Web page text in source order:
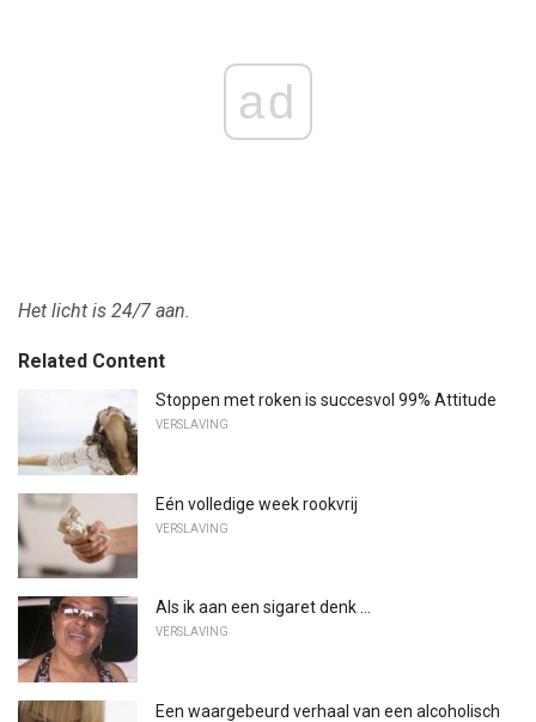
ad
Het licht is 24/7 aan.
Related Content
Stoppen met roken is succesvol 99% Attitude
VERSLAVING
Eén volledige week rookvrij
VERSLAVING
Als ik aan een sigaret denk ...
VERSLAVING
Een waargebeurd verhaal van een alcoholisch